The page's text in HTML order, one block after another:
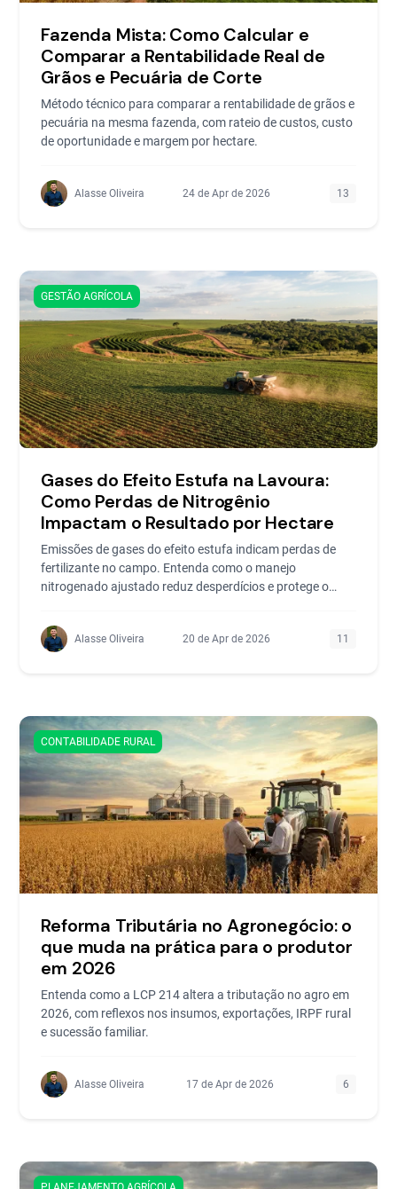
Fazenda Mista: Como Calcular e
Comparar a Rentabilidade Real de
Grãos e Pecuária de Corte
Método técnico para comparar a rentabilidade de grãos e
pecuária na mesma fazenda, com rateio de custos, custo
de oportunidade e margem por hectare.
Alasse Oliveira 24 de Apr de 2026 13
GESTÃO AGRÍCOLA
Gases do Efeito Estufa na Lavoura:
Como Perdas de Nitrogênio
Impactam o Resultado por Hectare
Emissões de gases do efeito estufa indicam perdas de
fertilizante no campo. Entenda como o manejo
nitrogenado ajustado reduz desperdícios e protege o
Alasse Oliveira 20 de Apr de 2026 11
CONTABILIDADE RURAL
Reforma Tributária no Agronegócio: o
que muda na prática para o produtor
em 2026
Entenda como a LCP 214 altera a tributação no agro em
2026, com reflexos nos insumos, exportações, IRPF rural
e sucessão familiar.
Alasse Oliveira 17 de Apr de 2026 6